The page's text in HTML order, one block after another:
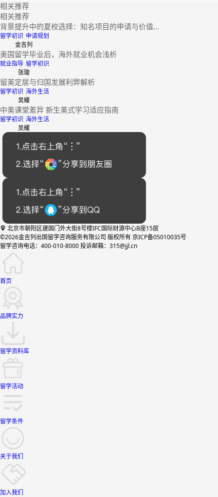
相关推荐
相关推荐
背景提升中的夏校选择：知名项目的申请与价值...
留学初识 申请规划
金吉列
美国留学毕业后，海外就业机会浅析
就业指导 留学初识
张璇
留美定居与归国发展利弊解析
留学初识 海外生活
吴耀
中美课堂差异 新生美式学习适应指南
留学初识 海外生活
吴耀
北京市朝阳区建国门外大街8号楼IFC国际财源中心B座15层
©2026金吉列出国留学咨询服务有限公司 版权所有 京ICP备05010035号
留学咨询电话：400-010-8000 投诉邮箱：315@jjl.cn
首页
品牌实力
留学资料库
留学活动
留学条件
关于我们
加入我们